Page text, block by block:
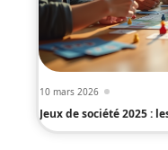
10 mars 2026
Jeux de société 2025 :